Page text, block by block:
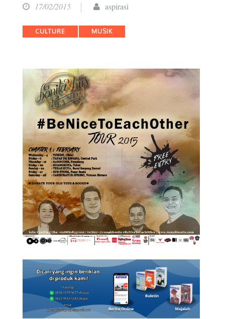
17/02/2015 aspirasi
Categories
CULTURE MUSIK